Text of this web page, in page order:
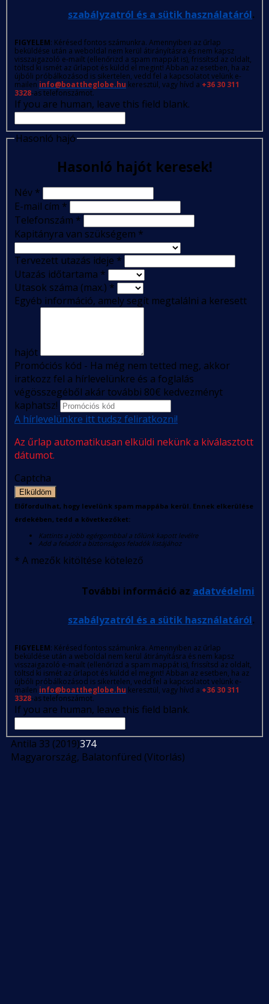
szabályzatról és a sütik használatáról.
FIGYELEM: Kérésed fontos számunkra. Amennyiben az űrlap
beküldése után a weboldal nem kerül átirányításra és nem kapsz
visszaigazoló e-mailt (ellenőrizd a spam mappát is), frissítsd az oldalt,
töltsd ki ismét az űrlapot és küldd el megint! Abban az esetben, ha az
újbóli próbálkozásod is sikertelen, vedd fel a kapcsolatot velünk e-
mailen info@boattheglobe.hu keresztül, vagy hívd a +36 30 311
3328-as telefonszámot.
If you are human, leave this field blank.
Hasonló hajó
Hasonló hajót keresek!
Név *
E-mail cím *
Telefonszám *
Kapitányra van szükségem *
Tervezett utazás ideje *
Utazás időtartama *
Utasok száma (max.) *
Egyéb információ, amely segít megtalálni a keresett
hajót
Promóciós kód - Ha még nem tetted meg, akkor
iratkozz fel a hírlevelünkre és a foglalás
végösszegéből akár további 80€ kedvezményt
kaphatsz!
A hírlevelünkre itt tudsz feliratkozni!
Az űrlap automatikusan elküldi nekünk a kiválasztott
dátumot.
Captcha
Elküldöm
Előfordulhat, hogy levelünk spam mappába kerül. Ennek elkerülése
érdekében, tedd a következőket:
Kattints a jobb egérgombbal a tőlünk kapott levélre
Add a feladót a biztonságos feladók listájához
* A mezők kitöltése kötelező
További információ az adatvédelmi
szabályzatról és a sütik használatáról.
FIGYELEM: Kérésed fontos számunkra. Amennyiben az űrlap
beküldése után a weboldal nem kerül átirányításra és nem kapsz
visszaigazoló e-mailt (ellenőrizd a spam mappát is), frissítsd az oldalt,
töltsd ki ismét az űrlapot és küldd el megint! Abban az esetben, ha az
újbóli próbálkozásod is sikertelen, vedd fel a kapcsolatot velünk e-
mailen info@boattheglobe.hu keresztül, vagy hívd a +36 30 311
3328-as telefonszámot.
If you are human, leave this field blank.
Antila 33 (2019)374
Magyarország, Balatonfüred (Vitorlás)